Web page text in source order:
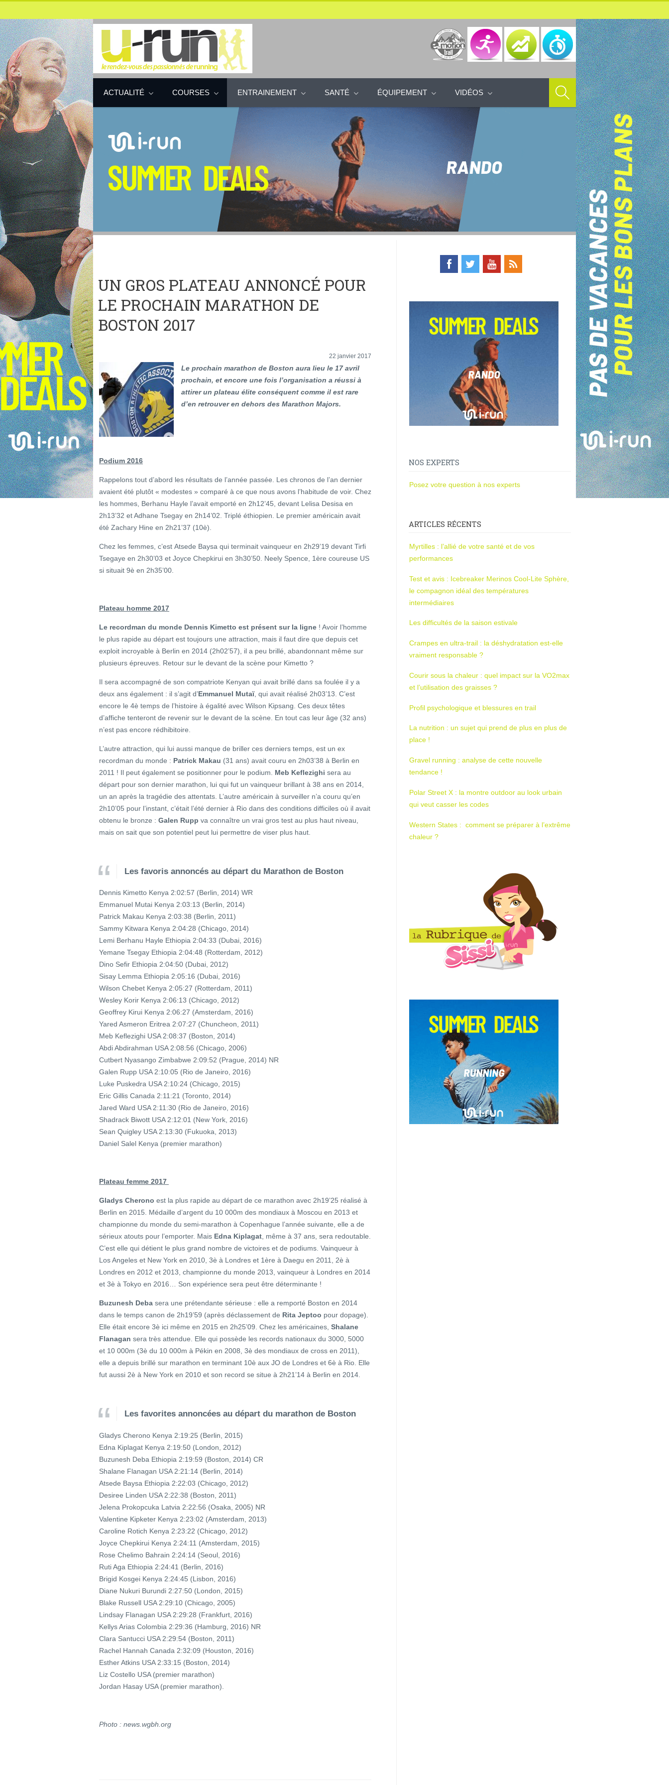
ACTUALITÉ COURSES ENTRAINEMENT SANTÉ ÉQUIPEMENT VIDÉOS
UN GROS PLATEAU ANNONCÉ POUR
LE PROCHAIN MARATHON DE
BOSTON 2017
22 janvier 2017
Le prochain marathon de Boston aura lieu le 17 avril
prochain, et encore une fois l’organisation a réussi à
attirer un plateau élite conséquent comme il est rare
d’en retrouver en dehors des Marathon Majors.
Podium 2016
Rappelons tout d’abord les résultats de l’année passée. Les chronos de l’an dernier
avaient été plutôt « modestes » comparé à ce que nous avons l’habitude de voir. Chez
les hommes, Berhanu Hayle l’avait emporté en 2h12’45, devant Lelisa Desisa en
2h13’32 et Adhane Tsegay en 2h14’02. Triplé éthiopien. Le premier américain avait
été Zachary Hine en 2h21’37 (10è).
Chez les femmes, c’est Atsede Baysa qui terminait vainqueur en 2h29’19 devant Tirfi
Tsegaye en 2h30’03 et Joyce Chepkirui en 3h30’50. Neely Spence, 1ère coureuse US
si situait 9è en 2h35’00.
Plateau homme 2017
Le recordman du monde Dennis Kimetto est présent sur la ligne ! Avoir l’homme
le plus rapide au départ est toujours une attraction, mais il faut dire que depuis cet
exploit incroyable à Berlin en 2014 (2h02’57), il a peu brillé, abandonnant même sur
plusieurs épreuves. Retour sur le devant de la scène pour Kimetto ?
Il sera accompagné de son compatriote Kenyan qui avait brillé dans sa foulée il y a
deux ans également : il s’agit d’Emmanuel Mutaï, qui avait réalisé 2h03’13. C’est
encore le 4è temps de l’histoire à égalité avec Wilson Kipsang. Ces deux têtes
d’affiche tenteront de revenir sur le devant de la scène. En tout cas leur âge (32 ans)
n’est pas encore rédhibitoire.
L’autre attraction, qui lui aussi manque de briller ces derniers temps, est un ex
recordman du monde : Patrick Makau (31 ans) avait couru en 2h03’38 à Berlin en
2011 ! Il peut également se positionner pour le podium. Meb Keflezighi sera au
départ pour son dernier marathon, lui qui fut un vainqueur brillant à 38 ans en 2014,
un an après la tragédie des attentats. L’autre américain à surveiller n’a couru qu’en
2h10’05 pour l’instant, c’était l’été dernier à Rio dans des conditions difficiles où il avait
obtenu le bronze : Galen Rupp va connaître un vrai gros test au plus haut niveau,
mais on sait que son potentiel peut lui permettre de viser plus haut.
Les favoris annoncés au départ du Marathon de Boston
Dennis Kimetto Kenya 2:02:57 (Berlin, 2014) WR
Emmanuel Mutai Kenya 2:03:13 (Berlin, 2014)
Patrick Makau Kenya 2:03:38 (Berlin, 2011)
Sammy Kitwara Kenya 2:04:28 (Chicago, 2014)
Lemi Berhanu Hayle Ethiopia 2:04:33 (Dubai, 2016)
Yemane Tsegay Ethiopia 2:04:48 (Rotterdam, 2012)
Dino Sefir Ethiopia 2:04:50 (Dubai, 2012)
Sisay Lemma Ethiopia 2:05:16 (Dubai, 2016)
Wilson Chebet Kenya 2:05:27 (Rotterdam, 2011)
Wesley Korir Kenya 2:06:13 (Chicago, 2012)
Geoffrey Kirui Kenya 2:06:27 (Amsterdam, 2016)
Yared Asmeron Eritrea 2:07:27 (Chuncheon, 2011)
Meb Keflezighi USA 2:08:37 (Boston, 2014)
Abdi Abdirahman USA 2:08:56 (Chicago, 2006)
Cutbert Nyasango Zimbabwe 2:09:52 (Prague, 2014) NR
Galen Rupp USA 2:10:05 (Rio de Janeiro, 2016)
Luke Puskedra USA 2:10:24 (Chicago, 2015)
Eric Gillis Canada 2:11:21 (Toronto, 2014)
Jared Ward USA 2:11:30 (Rio de Janeiro, 2016)
Shadrack Biwott USA 2:12:01 (New York, 2016)
Sean Quigley USA 2:13:30 (Fukuoka, 2013)
Daniel Salel Kenya (premier marathon)
Plateau femme 2017
Gladys Cherono est la plus rapide au départ de ce marathon avec 2h19’25 réalisé à
Berlin en 2015. Médaille d’argent du 10 000m des mondiaux à Moscou en 2013 et
championne du monde du semi-marathon à Copenhague l’année suivante, elle a de
sérieux atouts pour l’emporter. Mais Edna Kiplagat, même à 37 ans, sera redoutable.
C’est elle qui détient le plus grand nombre de victoires et de podiums. Vainqueur à
Los Angeles et New York en 2010, 3è à Londres et 1ère à Daegu en 2011, 2è à
Londres en 2012 et 2013, championne du monde 2013, vainqueur à Londres en 2014
et 3è à Tokyo en 2016… Son expérience sera peut être déterminante !
Buzunesh Deba sera une prétendante sérieuse : elle a remporté Boston en 2014
dans le temps canon de 2h19’59 (après déclassement de Rita Jeptoo pour dopage).
Elle était encore 3è ici même en 2015 en 2h25’09. Chez les américaines, Shalane
Flanagan sera très attendue. Elle qui possède les records nationaux du 3000, 5000
et 10 000m (3è du 10 000m à Pékin en 2008, 3è des mondiaux de cross en 2011),
elle a depuis brillé sur marathon en terminant 10è aux JO de Londres et 6è à Rio. Elle
fut aussi 2è à New York en 2010 et son record se situe à 2h21’14 à Berlin en 2014.
Les favorites annoncées au départ du marathon de Boston
Gladys Cherono Kenya 2:19:25 (Berlin, 2015)
Edna Kiplagat Kenya 2:19:50 (London, 2012)
Buzunesh Deba Ethiopia 2:19:59 (Boston, 2014) CR
Shalane Flanagan USA 2:21:14 (Berlin, 2014)
Atsede Baysa Ethiopia 2:22:03 (Chicago, 2012)
Desiree Linden USA 2:22:38 (Boston, 2011)
Jelena Prokopcuka Latvia 2:22:56 (Osaka, 2005) NR
Valentine Kipketer Kenya 2:23:02 (Amsterdam, 2013)
Caroline Rotich Kenya 2:23:22 (Chicago, 2012)
Joyce Chepkirui Kenya 2:24:11 (Amsterdam, 2015)
Rose Chelimo Bahrain 2:24:14 (Seoul, 2016)
Ruti Aga Ethiopia 2:24:41 (Berlin, 2016)
Brigid Kosgei Kenya 2:24:45 (Lisbon, 2016)
Diane Nukuri Burundi 2:27:50 (London, 2015)
Blake Russell USA 2:29:10 (Chicago, 2005)
Lindsay Flanagan USA 2:29:28 (Frankfurt, 2016)
Kellys Arias Colombia 2:29:36 (Hamburg, 2016) NR
Clara Santucci USA 2:29:54 (Boston, 2011)
Rachel Hannah Canada 2:32:09 (Houston, 2016)
Esther Atkins USA 2:33:15 (Boston, 2014)
Liz Costello USA (premier marathon)
Jordan Hasay USA (premier marathon).
Photo : news.wgbh.org
NOS EXPERTS
Posez votre question à nos experts
ARTICLES RÉCENTS
Myrtilles : l’allié de votre santé et de vos
performances
Test et avis : Icebreaker Merinos Cool-Lite Sphère,
le compagnon idéal des températures
intermédiaires
Les difficultés de la saison estivale
Crampes en ultra-trail : la déshydratation est-elle
vraiment responsable ?
Courir sous la chaleur : quel impact sur la VO2max
et l’utilisation des graisses ?
Profil psychologique et blessures en trail
La nutrition : un sujet qui prend de plus en plus de
place !
Gravel running : analyse de cette nouvelle
tendance !
Polar Street X : la montre outdoor au look urbain
qui veut casser les codes
Western States : comment se préparer à l’extrême
chaleur ?